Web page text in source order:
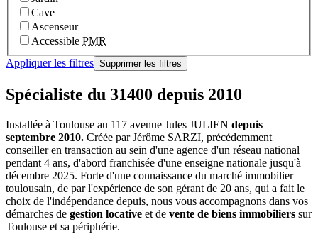
Cave
Ascenseur
Accessible PMR
Appliquer les filtres Supprimer les filtres
Spécialiste du 31400 depuis 2010
Installée à Toulouse au 117 avenue Jules JULIEN depuis
septembre 2010. Créée par Jérôme SARZI, précédemment
conseiller en transaction au sein d'une agence d'un réseau national
pendant 4 ans, d'abord franchisée d'une enseigne nationale jusqu'à
décembre 2025. Forte d'une connaissance du marché immobilier
toulousain, de par l'expérience de son gérant de 20 ans, qui a fait le
choix de l'indépendance depuis, nous vous accompagnons dans vos
démarches de gestion locative et de vente de biens immobiliers sur
Toulouse et sa périphérie.